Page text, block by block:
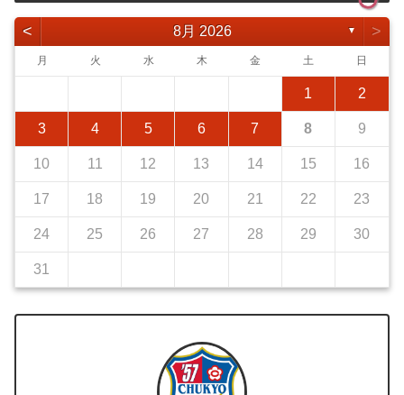
< 8月 2026 ▼ >
月 火 水 木 金 土 日
1 2
3 4 5 6 7 8 9
10 11 12 13 14 15 16
17 18 19 20 21 22 23
24 25 26 27 28 29 30
31